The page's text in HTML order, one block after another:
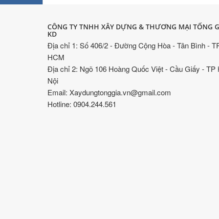
CÔNG TY TNHH XÂY DỰNG & THƯƠNG MẠI TỐNG
KD
Địa chỉ 1: Số 406/2 - Đường Cộng Hòa - Tân Bình -
HCM
Địa chỉ 2: Ngõ 106 Hoàng Quốc Việt - Cầu Giấy - TP
Nội
Email: Xaydungtonggia.vn@gmail.com
Hotline: 0904.244.561